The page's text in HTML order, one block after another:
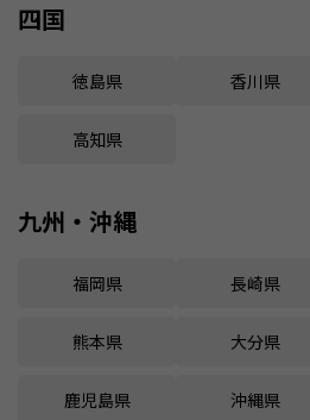
四国
徳島県 香川県
高知県
九州・沖縄
福岡県 長崎県
熊本県 大分県
鹿児島県 沖縄県